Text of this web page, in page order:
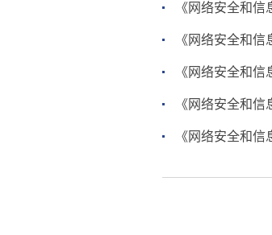
《网络安全和
《网络安全和
《网络安全和
《网络安全和
《网络安全和